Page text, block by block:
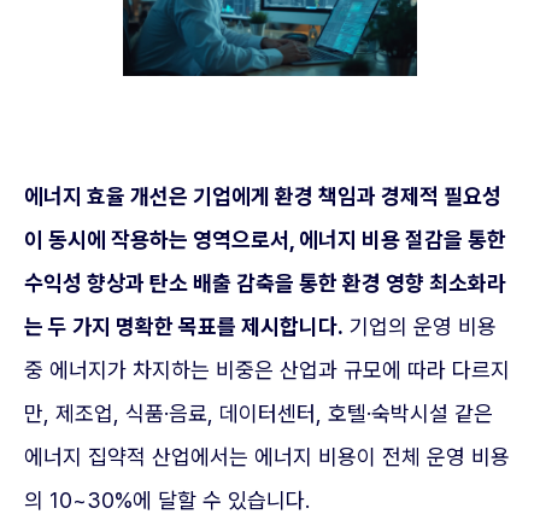
에너지 효율 개선은 기업에게 환경 책임과 경제적 필요성
이 동시에 작용하는 영역으로서, 에너지 비용 절감을 통한
수익성 향상과 탄소 배출 감축을 통한 환경 영향 최소화라
는 두 가지 명확한 목표를 제시합니다. 기업의 운영 비용
중 에너지가 차지하는 비중은 산업과 규모에 따라 다르지
만, 제조업, 식품·음료, 데이터센터, 호텔·숙박시설 같은
에너지 집약적 산업에서는 에너지 비용이 전체 운영 비용
의 10~30%에 달할 수 있습니다.